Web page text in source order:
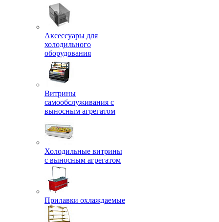
Аксессуары для
холодильного
оборудования
Витрины
самообслуживания с
выносным агрегатом
Холодильные витрины
с выносным агрегатом
Прилавки охлаждаемые